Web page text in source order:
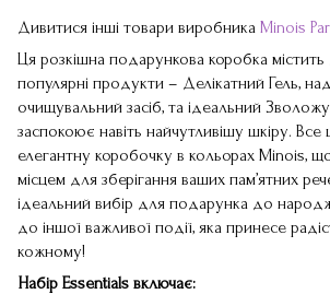
Дивитися інші товари виробника Minois
Ця розкішна подарункова коробка
популярні продукти – Делікатний Гель,
очищувальний засіб, та ідеальний
заспокоює навіть найчутливішу шкіру. Все
елегантну коробочку в кольорах Minois,
місцем для зберігання ваших пам’ятних
ідеальний вибір для подарунка до
до іншої важливої події, яка принесе
кожному!
Набір Essentials включає: